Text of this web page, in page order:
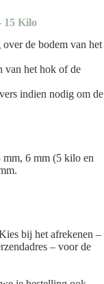
15 Kilo
de bodem van het
van het hok of de
indien nodig om de
mm, 6 mm (5 kilo en
bij het afrekenen –
– voor de